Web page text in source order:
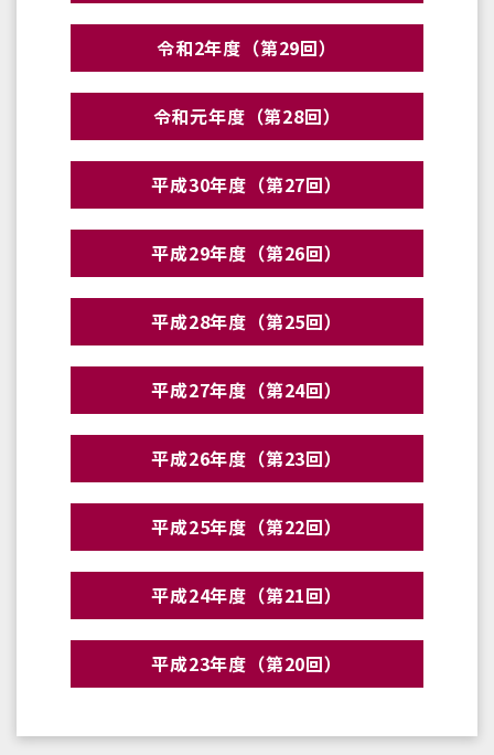
令和2年度（第29回）
令和元年度（第28回）
平成30年度（第27回）
平成29年度（第26回）
平成28年度（第25回）
平成27年度（第24回）
平成26年度（第23回）
平成25年度（第22回）
平成24年度（第21回）
平成23年度（第20回）